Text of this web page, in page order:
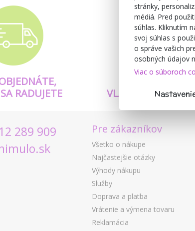
RADUJETE
VLASTNÉ
289 909
Pre zákazníkov
Všetko o nákupe
Najčastejšie otázky
Výhody nákupu
Služby
Doprava a platba
Vrátenie a výmena tovaru
Reklamácia
stránky,
médiá. Pred
súhlas. Kliknutím
svoj súhlas s
o správe vašich
osobných údajov
Viac o súboroch